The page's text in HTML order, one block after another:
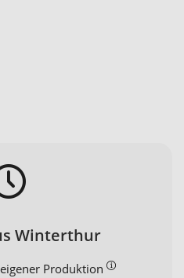
Winterthur
Produktion